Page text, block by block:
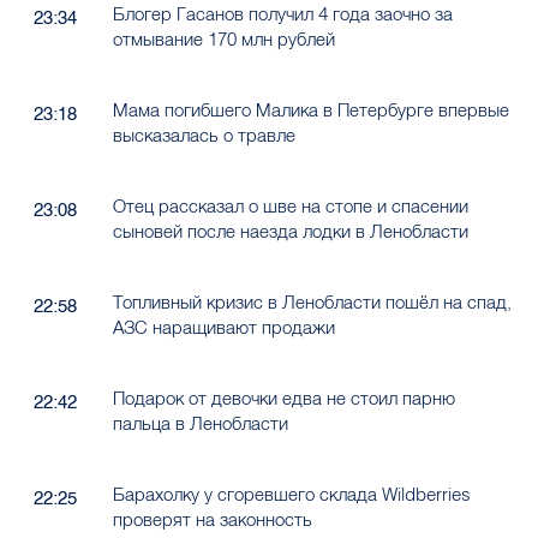
23:34
Блогер Гасанов получил 4 года заочно за
отмывание 170 млн рублей
23:18
Мама погибшего Малика в Петербурге впервые
высказалась о травле
23:08
Отец рассказал о шве на стопе и спасении
сыновей после наезда лодки в Ленобласти
22:58
Топливный кризис в Ленобласти пошёл на спад,
АЗС наращивают продажи
22:42
Подарок от девочки едва не стоил парню
пальца в Ленобласти
22:25
Барахолку у сгоревшего склада Wildberries
проверят на законность